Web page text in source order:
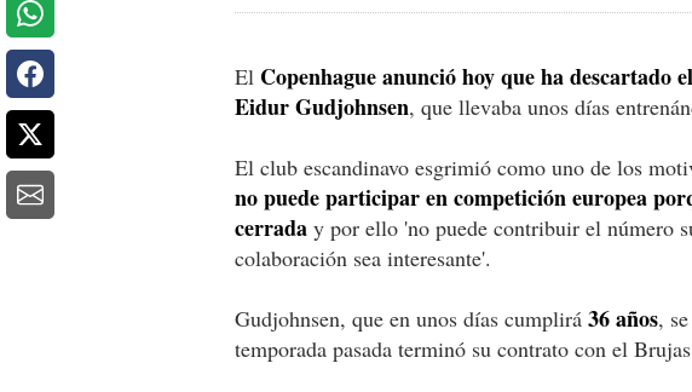
El Copenhague anunció hoy que ha descartado
Eidur Gudjohnsen, que llevaba unos días
El club escandinavo esgrimió como uno de los
no puede participar en competición europea
cerrada y por ello 'no puede contribuir el número
colaboración sea interesante'.
Gudjohnsen, que en unos días cumplirá 36 años,
temporada pasada terminó su contrato con el